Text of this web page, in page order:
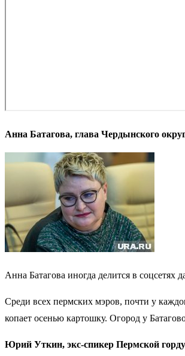
Анна Батагова, глава Чердынского
Анна Батагова иногда делится в соцсетях
Среди всех пермских мэров, почти у
копает осенью картошку. Огород у
Юрий Уткин, экс-спикер Пермской